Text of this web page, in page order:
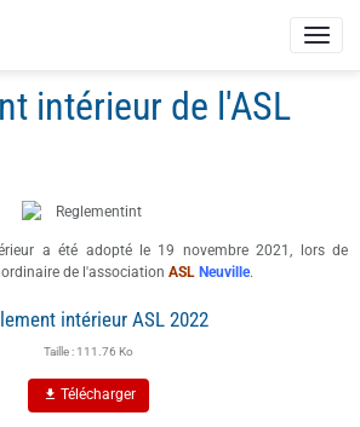
intérieur de l'ASL
a été adopté le 19 novembre 2021, lors de
de l'association ASL Neuville.
intérieur ASL 2022
Taille : 111.76 Ko
Télécharger